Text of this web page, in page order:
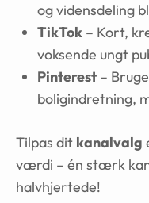
og vidensdeling
TikTok – Kort,
voksende ungt
Pinterest –
boligindretning,
Tilpas dit kanalvalg
værdi – én stærk
halvhjertede!